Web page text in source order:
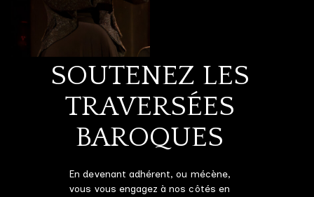
SOUTENEZ LES
TRAVERSÉES
BAROQUES
En devenant adhérent, ou mécène,
vous vous engagez à nos côtés en